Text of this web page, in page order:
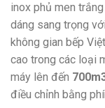
inox phủ men
dáng sang trọng
không gian bếp
cao trong các loại
máy lên đến
điều chỉnh bằng